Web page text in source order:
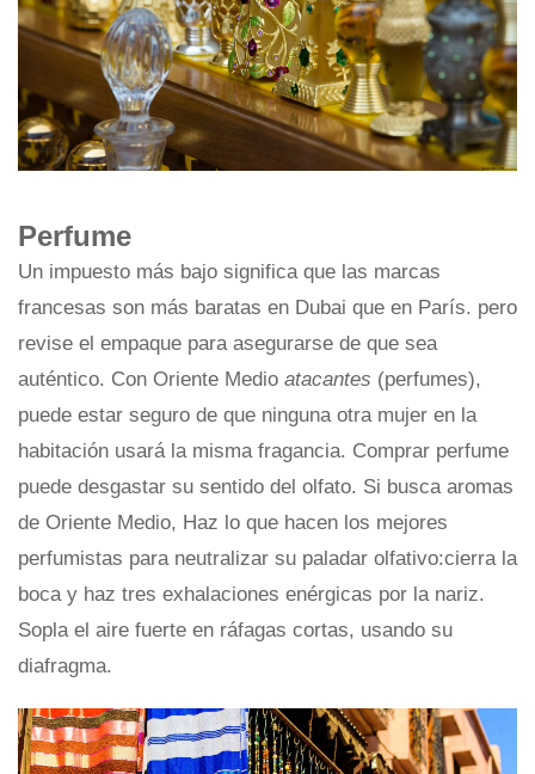
Perfume
Un impuesto más bajo significa que las marcas
francesas son más baratas en Dubai que en París. pero
revise el empaque para asegurarse de que sea
auténtico. Con Oriente Medio atacantes (perfumes),
puede estar seguro de que ninguna otra mujer en la
habitación usará la misma fragancia. Comprar perfume
puede desgastar su sentido del olfato. Si busca aromas
de Oriente Medio, Haz lo que hacen los mejores
perfumistas para neutralizar su paladar olfativo:cierra la
boca y haz tres exhalaciones enérgicas por la nariz.
Sopla el aire fuerte en ráfagas cortas, usando su
diafragma.